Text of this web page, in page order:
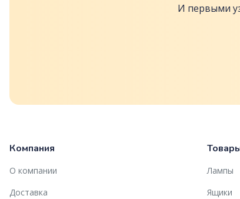
И первыми
Компания
О компании
Доставка
Лампы
Ящики